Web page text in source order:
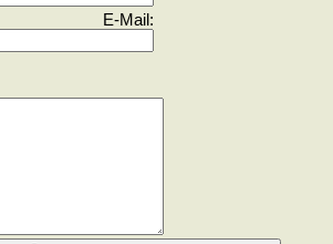
E-Mail: